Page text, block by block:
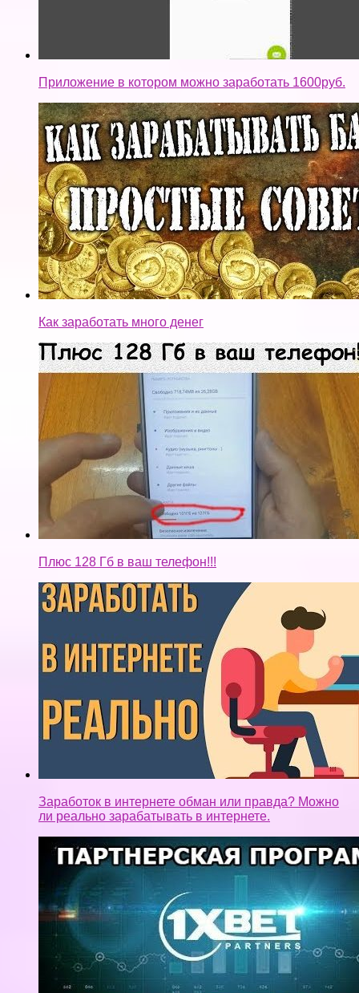
Приложение в котором можно заработать 1600руб.
Как заработать много денег
Плюс 128 Гб в ваш телефон!!!
Заработок в интернете обман или правда? Можно
ли реально зарабатывать в интернете.